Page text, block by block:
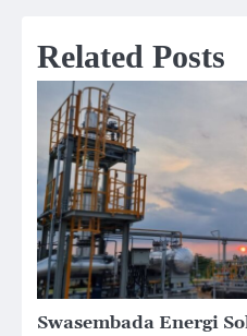
Related Posts
Swasembada Energi